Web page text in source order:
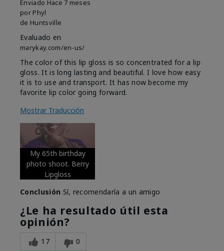
Enviado Hace 7 meses
por Phyl
de Huntsville
Evaluado en
marykay.com/en-us/
The color of this lip gloss is so concentrated for a lip
gloss. It is long lasting and beautiful. I love how easy
it is to use and transport. It has now become my
favorite lip color going forward.
Mostrar Traducción
My 65th birthday
photo shoot. Berry
Lipgloss
Conclusión Sí, recomendaría a un amigo
¿Le ha resultado útil esta
opinión?
17 0